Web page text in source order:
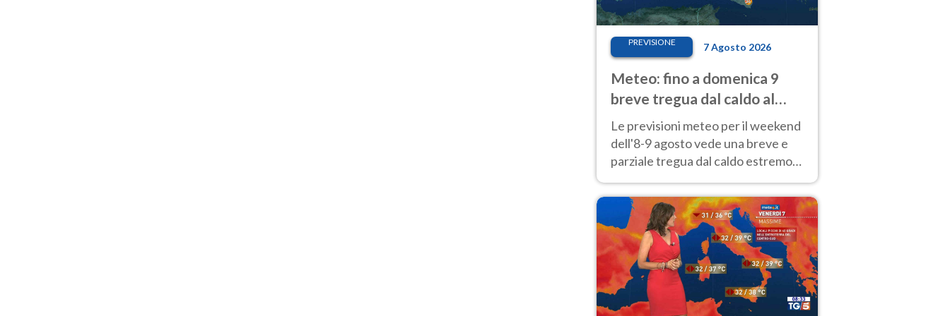
PREVISIONE 7 Agosto 2026
Meteo: fino a domenica 9
breve tregua dal caldo al
Nord! Altrove calura e afa
Le previsioni meteo per il weekend
dell'8-9 agosto vede una breve e
parziale tregua dal caldo estremo
40 gradi.